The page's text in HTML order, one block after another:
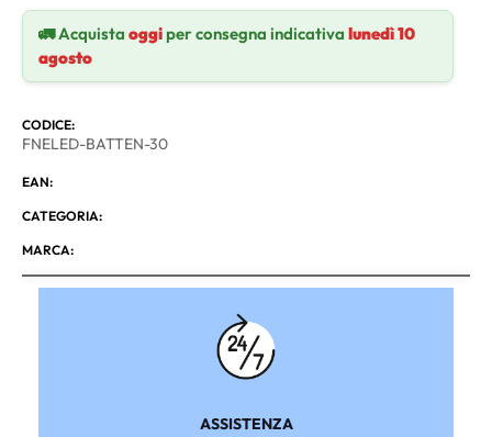
🚛 Acquista oggiper consegna indicativa lunedì 10
agosto
CODICE:
FNELED-BATTEN-30
EAN:
CATEGORIA:
MARCA:
ASSISTENZA